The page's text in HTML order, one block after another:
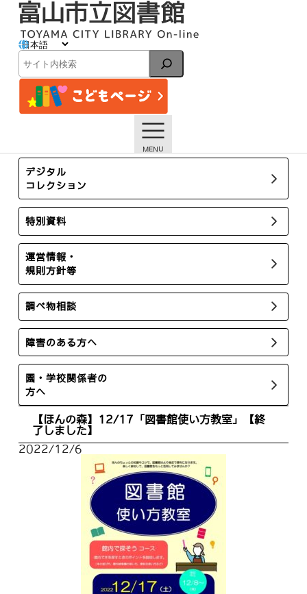
検
索
イベント
トップページ
イベント一覧
【ほんの森】12/17「図書館使い方教室」【終了しました】
デジタル
コレクション
特別資料
運営情報・
規則方針等
調べ物相談
障害のある方へ
園・学校関係者の
方へ
【ほんの森】12/17「図書館使い方教室」【終
了しました】
2022/12/6